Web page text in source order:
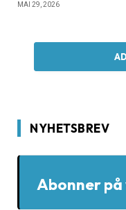
MAI 29, 2026
NYHETSBREV
Abonner